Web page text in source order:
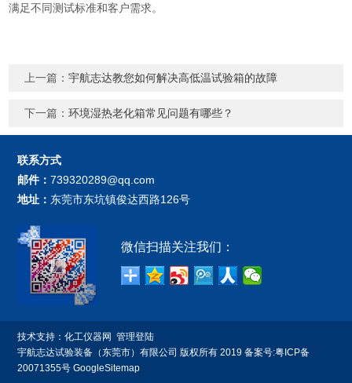
满足不同测试标准和客户需求。
上一篇：宇航志达教您如何解决高低温试验箱的故障
下一篇：环境湿热老化箱常见问题有哪些？
联系方式
邮件：739320289@qq.com
地址： 东莞市东坑镇俊达西路126号
微信扫描关注我们：
技术支持：化工仪器网 管理登陆
宇航志达试验装备（东莞市）有限公司 版权所有 2019 备案号:粤ICP备
20071355号 GoogleSitemap